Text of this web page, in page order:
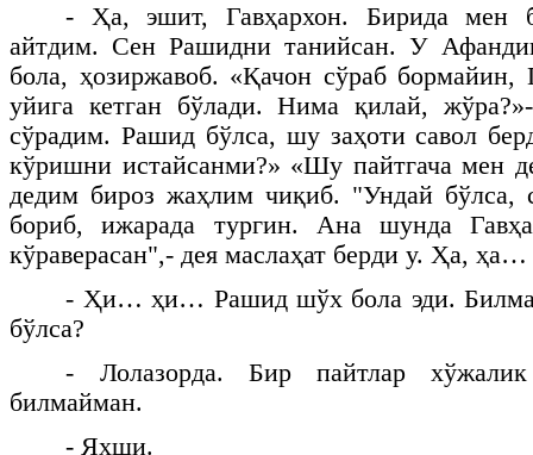
- Ҳа, эшит, Гавҳархон. Бирида мен
айтдим. Сен Рашидни танийсан. У
бола, ҳозиржавоб. «Қачон сўраб бормайин,
уйига кетган бўлади. Нима қилай,
сўрадим. Рашид бўлса, шу заҳоти савол
кўришни истайсанми?» «Шу пайтгача мен
дедим бироз жаҳлим чиқиб. "Ундай бўлса,
бориб, ижарада тургин. Ана шунда
кўраверасан",- дея маслаҳат берди у. Ҳа, ҳа…
- Ҳи… ҳи… Рашид шўх бола эди.
бўлса?
- Лолазорда. Бир пайтлар
билмайман.
- Яхши.